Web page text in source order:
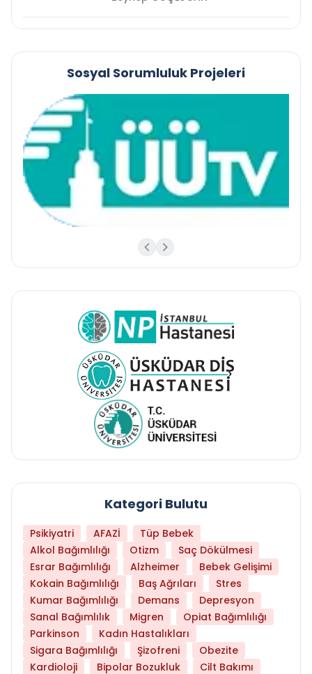
Sosyal Sorumluluk Projeleri
Kategori Bulutu
Psikiyatri AFAZİ
Tüp Bebek
Alkol Bağımlılığı
Otizm
Saç Dökülmesi
Esrar Bağımlılığı
Alzheimer
Bebek Gelişimi
Kokain Bağımlılığı
Baş Ağrıları
Stres
Kumar Bağımlılığı
Demans
Depresyon
Sanal Bağımlılık
Migren
Opiat Bağımlılığı
Parkinson
Kadın Hastalıkları
Sigara Bağımlılığı
Şizofreni
Obezite
Kardioloji
Bipolar Bozukluk Cilt Bakımı